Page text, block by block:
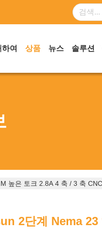
여 상품 뉴스 솔루션
높은 토크 2.8A 4 축 / 3 축
2단계 Nema